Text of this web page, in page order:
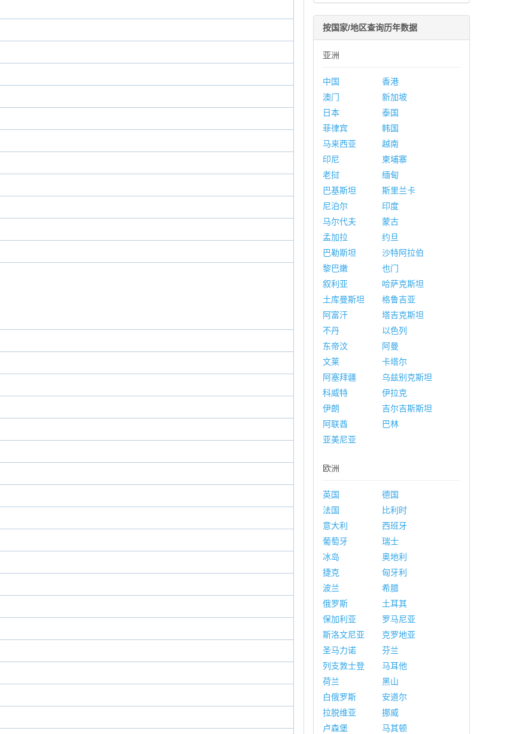
按国家/地区查询历年数据
亚洲
中国
香港
澳门
新加坡
日本
泰国
菲律宾
韩国
马来西亚
越南
印尼
柬埔寨
老挝
缅甸
巴基斯坦
斯里兰卡
尼泊尔
印度
马尔代夫
蒙古
孟加拉
约旦
巴勒斯坦
沙特阿拉伯
黎巴嫩
也门
叙利亚
哈萨克斯坦
土库曼斯坦
格鲁吉亚
阿富汗
塔吉克斯坦
不丹
以色列
东帝汶
阿曼
文莱
卡塔尔
阿塞拜疆
乌兹别克斯坦
科威特
伊拉克
伊朗
吉尔吉斯斯坦
阿联酋
巴林
亚美尼亚
欧洲
英国
德国
法国
比利时
意大利
西班牙
葡萄牙
瑞士
冰岛
奥地利
捷克
匈牙利
波兰
希腊
俄罗斯
土耳其
保加利亚
罗马尼亚
斯洛文尼亚
克罗地亚
圣马力诺
芬兰
列支敦士登
马耳他
荷兰
黑山
白俄罗斯
安道尔
拉脱维亚
挪威
卢森堡
马其顿